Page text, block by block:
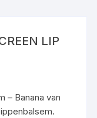
LIP
– Banana van